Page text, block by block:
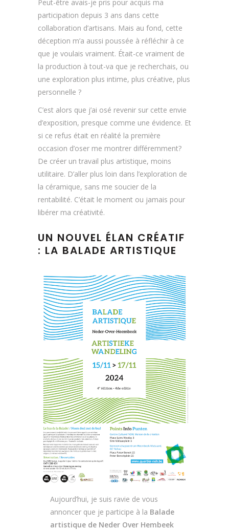
Peut-être avais-je pris pour acquis ma
participation depuis 3 ans dans cette
collaboration d’artisans. Mais au fond, cette
déception m’a aussi poussée à réfléchir à ce
que je voulais vraiment. Était-ce vraiment de
la production à tout-va que je recherchais, ou
une exploration plus intime, plus créative, plus
personnelle ?
C’est alors que j’ai osé revenir sur cette envie
d’exposition, presque comme une évidence. Et
si ce refus était en réalité la première
occasion d’oser me montrer différemment?
De créer un travail plus artistique, moins
utilitaire. D’aller plus loin dans l’exploration de
la céramique, sans me soucier de la
rentabilité. C’était le moment ou jamais pour
libérer ma créativité.
UN NOUVEL ÉLAN CRÉATIF
: LA BALADE ARTISTIQUE
Aujourd’hui, je suis ravie de vous
annoncer que je participe à la Balade
artistique de Neder Over Hembeek